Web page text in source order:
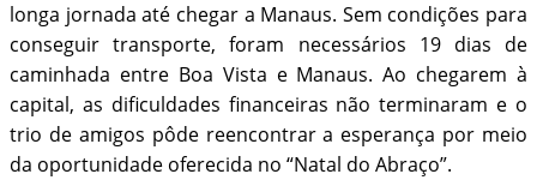
longa jornada até chegar a Manaus. Sem condições para
conseguir transporte, foram necessários 19 dias de
caminhada entre Boa Vista e Manaus. Ao chegarem à
capital, as dificuldades financeiras não terminaram e o
trio de amigos pôde reencontrar a esperança por meio
da oportunidade oferecida no “Natal do Abraço”.